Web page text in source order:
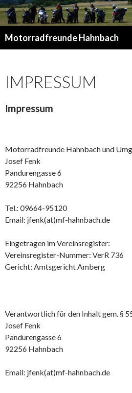
Motorradfreunde Hahnbach
IMPRESSUM
Impressum
Motorradfreunde Hahnbach und
Josef Fenk
Pandurengasse 6
92256 Hahnbach
Tel.: 09664-95120
Email: jfenk(at)mf-hahnbach.de
Eingetragen im Vereinsregister:
Vereinsregister-Nummer: VerR 736
Gericht: Amtsgericht Amberg
Verantwortlich für den Inhalt gem. §
Josef Fenk
Pandurengasse 6
92256 Hahnbach
Email: jfenk(at)mf-hahnbach.de